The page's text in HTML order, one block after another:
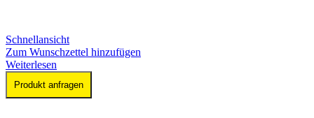
Schnellansicht
Zum Wunschzettel hinzufügen
Weiterlesen
Produkt anfragen